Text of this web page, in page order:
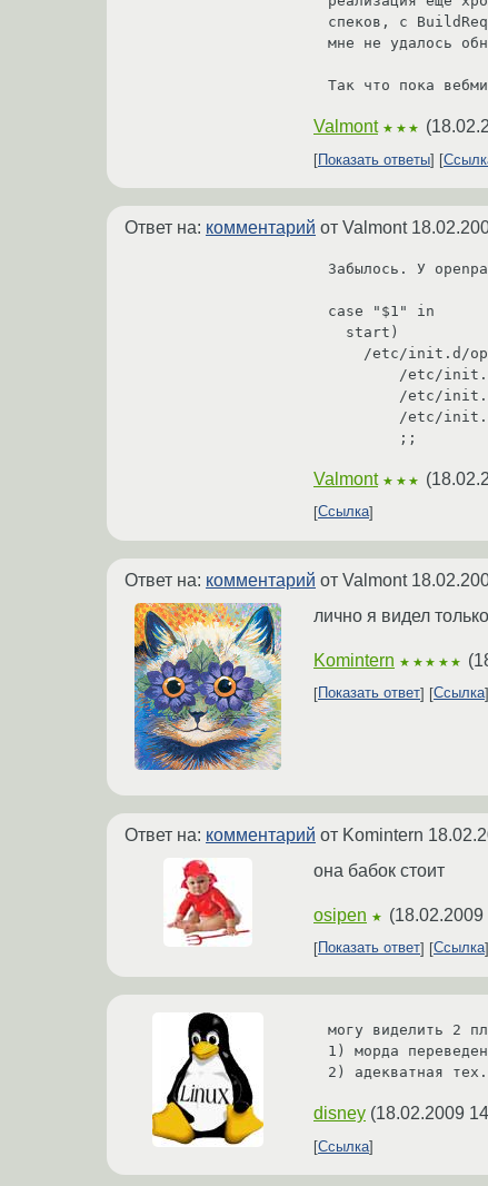
спеков, с
мне не удалось
Так что пока
Valmont ★★★ (
Показать ответы
Ответ на: комментарий от Valmont
Забылось. У
case "$1" in
Valmont ★★★ (
Ссылка
Ответ на: комментарий от Valmont
лично я видел
Komintern ★★★★★ (
Показать ответ Ссылка
Ответ на: комментарий от Komintern
она бабок стоит
osipen ★ (18.02.2009
Показать ответ
Ссылка
могу виделить 2
1) морда
2) адекватная
disney (18.02.2009
Ссылка